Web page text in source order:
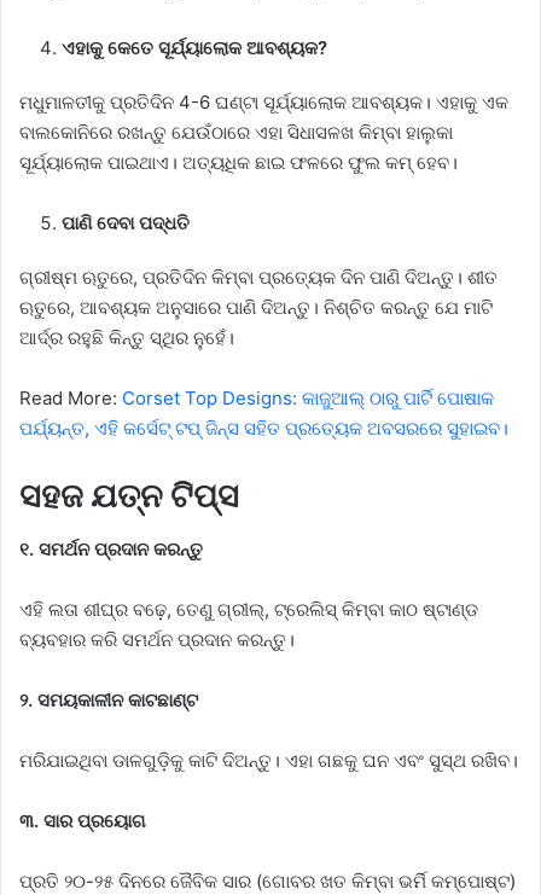
ଏହାକୁ କେତେ ସୂର୍ଯ୍ୟାଲୋକ ଆବଶ୍ୟକ?
ମଧୁମାଳତୀକୁ ପ୍ରତିଦିନ 4-6 ଘଣ୍ଟା ସୂର୍ଯ୍ୟାଲୋକ ଆବଶ୍ୟକ। ଏହାକୁ ଏକ
ବାଲକୋନିରେ ରଖନ୍ତୁ ଯେଉଁଠାରେ ଏହା ସିଧାସଳଖ କିମ୍ବା ହାଲୁକା
ସୂର୍ଯ୍ୟାଲୋକ ପାଇଥାଏ। ଅତ୍ୟଧିକ ଛାଇ ଫଳରେ ଫୁଲ କମ୍ ହେବ।
ପାଣି ଦେବା ପଦ୍ଧତି
ଗ୍ରୀଷ୍ମ ଋତୁରେ, ପ୍ରତିଦିନ କିମ୍ବା ପ୍ରତ୍ୟେକ ଦିନ ପାଣି ଦିଅନ୍ତୁ। ଶୀତ
ଋତୁରେ, ଆବଶ୍ୟକ ଅନୁସାରେ ପାଣି ଦିଅନ୍ତୁ। ନିଶ୍ଚିତ କରନ୍ତୁ ଯେ ମାଟି
ଆର୍ଦ୍ର ରହୁଛି କିନ୍ତୁ ସ୍ଥିର ନୁହେଁ।
Read More: Corset Top Designs: କାଜୁଆଲ୍ ଠାରୁ ପାର୍ଟି ପୋଷାକ
ପର୍ଯ୍ୟନ୍ତ, ଏହି କର୍ସେଟ୍ ଟପ୍ ଜିନ୍ସ ସହିତ ପ୍ରତ୍ୟେକ ଅବସରରେ ସୁହାଇବ।
ସହଜ ଯତ୍ନ ଟିପ୍ସ
୧. ସମର୍ଥନ ପ୍ରଦାନ କରନ୍ତୁ
ଏହି ଲତା ଶୀଘ୍ର ବଢ଼େ, ତେଣୁ ଗ୍ରୀଲ୍, ଟ୍ରେଲିସ୍ କିମ୍ବା କାଠ ଷ୍ଟାଣ୍ଡ
ବ୍ୟବହାର କରି ସମର୍ଥନ ପ୍ରଦାନ କରନ୍ତୁ।
୨. ସମୟକାଳୀନ କାଟଛାଣ୍ଟ
ମରିଯାଇଥିବା ଡାଳଗୁଡ଼ିକୁ କାଟି ଦିଅନ୍ତୁ। ଏହା ଗଛକୁ ଘନ ଏବଂ ସୁସ୍ଥ ରଖିବ।
୩. ସାର ପ୍ରୟୋଗ
ପ୍ରତି ୨୦-୨୫ ଦିନରେ ଜୈବିକ ସାର (ଗୋବର ଖତ କିମ୍ବା ଭର୍ମି କମ୍ପୋଷ୍ଟ)